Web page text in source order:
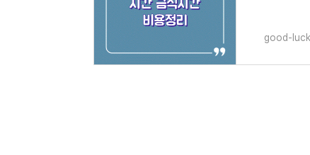
good-